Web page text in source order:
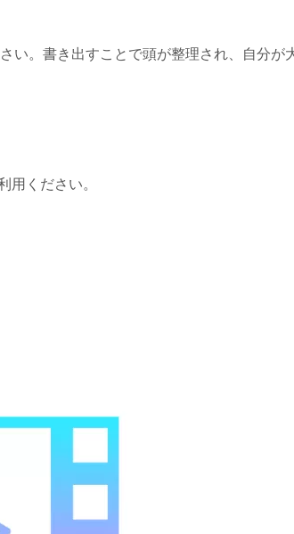
。書き出すことで頭が整理され、自分が
ください。